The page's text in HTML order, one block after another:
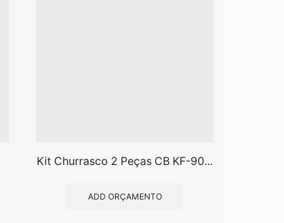
Kit Churrasco 2 Peças CB KF-90...
ADD ORÇAMENTO